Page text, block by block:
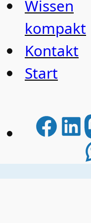
Wissen
kompakt
Kontakt
Start